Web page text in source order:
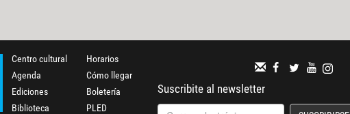
Centro cultural
Agenda
Ediciones
Biblioteca
Horarios
Cómo llegar
Boletería
PLED
Suscribite al newsletter